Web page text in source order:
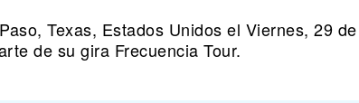
Texas, Estados Unidos el Viernes, 29
de su gira Frecuencia Tour.